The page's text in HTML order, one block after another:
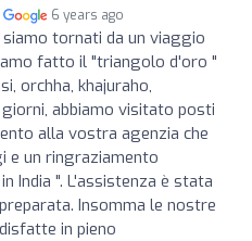
6 years ago
siamo tornati da un viaggio
fatto il "triangolo d'oro "
orchha, khajuraho,
abbiamo visitato posti
alla vostra agenzia che
e un ringraziamento
India ". L'assistenza è stata
Insomma le nostre
in pieno